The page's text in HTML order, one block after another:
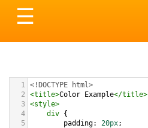
Toggle
navigation
☰
1 <!DOCTYPE html>
2
<title>Color Example</title>
3 <style>
4
div {
5
padding: 20px;